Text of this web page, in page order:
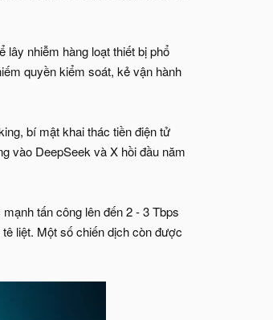
lây nhiễm hàng loạt thiết bị phổ
quyền kiểm soát, kẻ vận hành
bí mật khai thác tiền điện tử
vào DeepSeek và X hồi đầu năm
tấn công lên đến 2 - 3 Tbps
liệt. Một số chiến dịch còn được